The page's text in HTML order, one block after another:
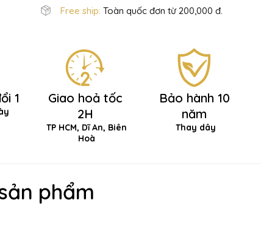
Free ship: Toàn quốc đơn từ 200,000 đ.
1
Giao hoả tốc
2H
TP HCM, Dĩ An, Biên
Hoà
Bảo hành 10
năm
Thay dây
phẩm